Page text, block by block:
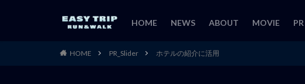
HOME NEWS ABOUT MOVIE PR
HOME PR_Slider ホテルの紹介に活用